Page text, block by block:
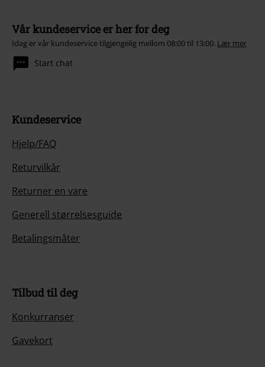
Vår kundeservice er her for deg
Idag er vår kundeservice tilgjengelig mellom 08:00 til 13:00. Lær mer
Start chat
Kundeservice
Hjelp/FAQ
Returvilkår
Returner en vare
Generell størrelsesguide
Betalingsmåter
Tilbud til deg
Konkurranser
Gavekort